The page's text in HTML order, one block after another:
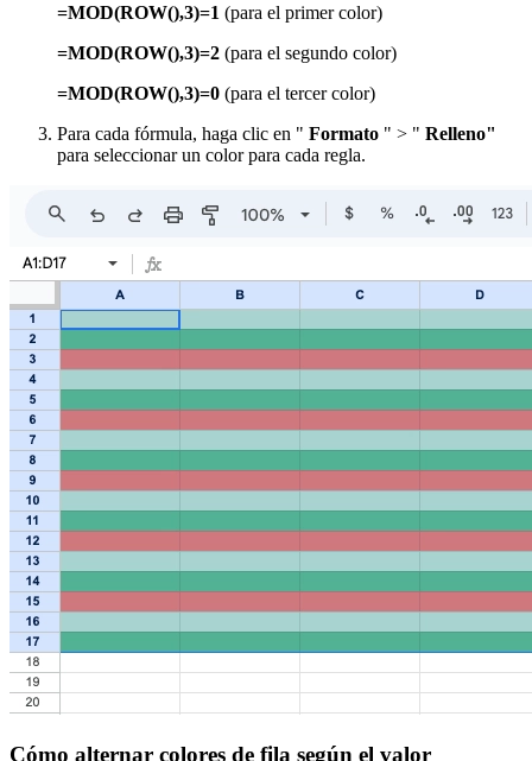
=MOD(ROW(),3)=1 (para el primer color)
=MOD(ROW(),3)=2 (para el segundo color)
=MOD(ROW(),3)=0 (para el tercer color)
Para cada fórmula, haga clic en " Formato " > " Relleno"
para seleccionar un color para cada regla.
Cómo alternar colores de fila según el valor